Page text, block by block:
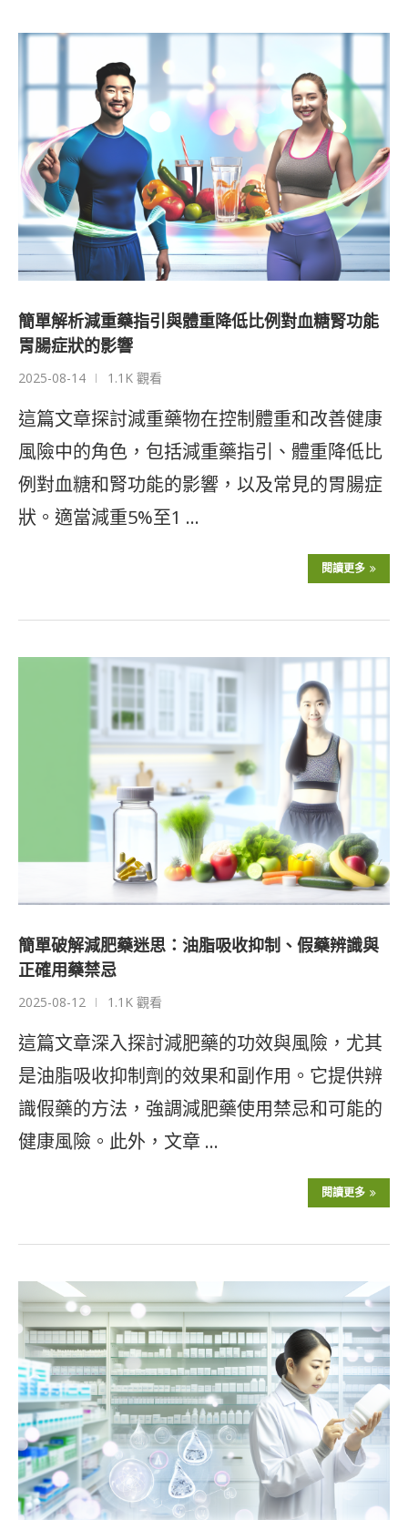
簡單解析減重藥指引與體重降低比例對血糖腎功能
胃腸症狀的影響
2025-08-14 1.1K 觀看
這篇文章探討減重藥物在控制體重和改善健康
風險中的角色，包括減重藥指引、體重降低比
例對血糖和腎功能的影響，以及常見的胃腸症
狀。適當減重5%至1 …
閱讀更多
簡單破解減肥藥迷思：油脂吸收抑制、假藥辨識與
正確用藥禁忌
2025-08-12 1.1K 觀看
這篇文章深入探討減肥藥的功效與風險，尤其
是油脂吸收抑制劑的效果和副作用。它提供辨
識假藥的方法，強調減肥藥使用禁忌和可能的
健康風險。此外，文章 …
閱讀更多